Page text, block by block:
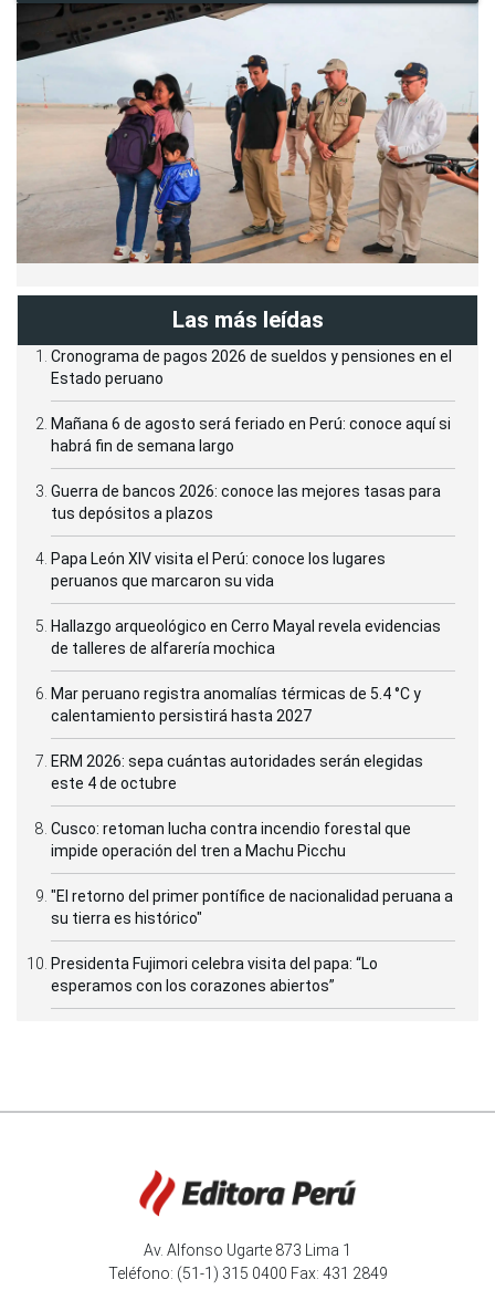
Las más leídas
Cronograma de pagos 2026 de sueldos y pensiones en el
Estado peruano
Mañana 6 de agosto será feriado en Perú: conoce aquí si
habrá fin de semana largo
Guerra de bancos 2026: conoce las mejores tasas para
tus depósitos a plazos
Papa León XIV visita el Perú: conoce los lugares
peruanos que marcaron su vida
Hallazgo arqueológico en Cerro Mayal revela evidencias
de talleres de alfarería mochica
Mar peruano registra anomalías térmicas de 5.4 °C y
calentamiento persistirá hasta 2027
ERM 2026: sepa cuántas autoridades serán elegidas
este 4 de octubre
Cusco: retoman lucha contra incendio forestal que
impide operación del tren a Machu Picchu
"El retorno del primer pontífice de nacionalidad peruana a
su tierra es histórico"
Presidenta Fujimori celebra visita del papa: “Lo
esperamos con los corazones abiertos”
Av. Alfonso Ugarte 873 Lima 1
Teléfono: (51-1) 315 0400 Fax: 431 2849